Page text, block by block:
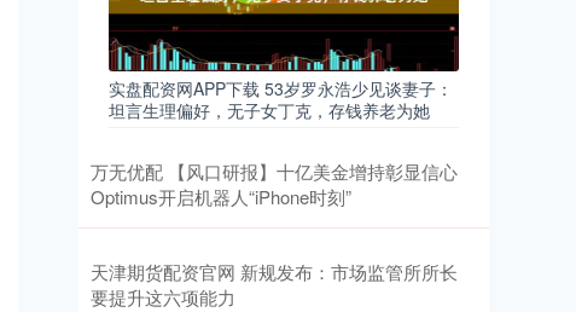
实盘配资网APP下载 53岁罗永浩少见谈妻子：
坦言生理偏好，无子女丁克，存钱养老为她
万无优配 【风口研报】十亿美金增持彰显信心
Optimus开启机器人“iPhone时刻”
天津期货配资官网 新规发布：市场监管所所长
要提升这六项能力